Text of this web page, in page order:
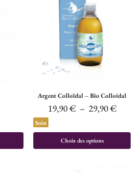
Argent Colloïdal – Bio Colloidal
19,90€ – 29,90€
Soin
Choix des options